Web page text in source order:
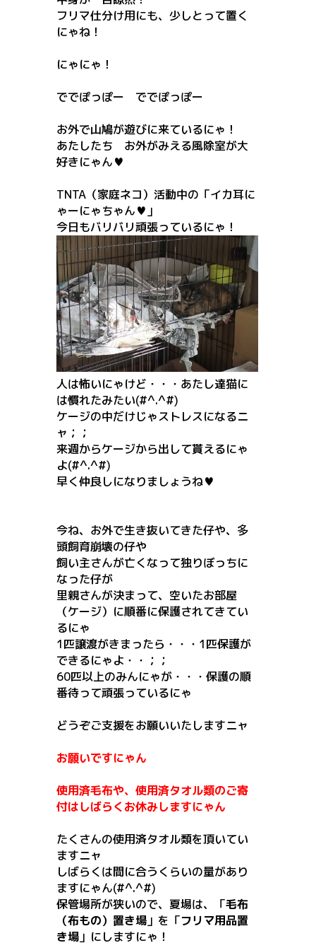
フリマ仕分け用にも、少しとって置く
にゃね！
にゃにゃ！
ででぽっぽー ででぽっぽー
お外で山鳩が遊びに来ているにゃ！
あたしたち お外がみえる風除室が大
好きにゃん♥
TNTA（家庭ネコ）活動中の「イカ耳に
ゃーにゃちゃん♥」
今日もバリバリ頑張っているにゃ！
人は怖いにゃけど・・・あたし達猫に
は慣れたみたい(#^.^#)
ケージの中だけじゃストレスになるニ
ャ；；
来週からケージから出して貰えるにゃ
よ(#^.^#)
早く仲良しになりましょうね♥
今ね、お外で生き抜いてきた仔や、多
頭飼育崩壊の仔や
飼い主さんが亡くなって独りぼっちに
なった仔が
里親さんが決まって、空いたお部屋
（ケージ）に順番に保護されてきてい
るにゃ
1匹譲渡がきまったら・・・1匹保護が
できるにゃよ・・；；
60匹以上のみんにゃが・・・保護の順
番待って頑張っているにゃ
どうぞご支援をお願いいたしますニャ
お願いですにゃん
使用済毛布や、使用済タオル類のご寄
付はしばらくお休みしますにゃん
たくさんの使用済タオル類を頂いてい
ますニャ
しばらくは間に合うくらいの量があり
ますにゃん(#^.^#)
保管場所が狭いので、夏場は、「毛布
（布もの）置き場 」を「フリマ用品置
き場 」にしますにゃ！